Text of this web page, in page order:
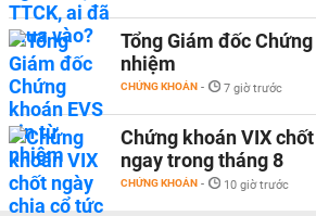
Tổng Giám đốc
nhiệm
CHỨNG KHOÁN - 7 giờ trước
Chứng khoán VIX
ngay trong tháng 8
CHỨNG KHOÁN - 10 giờ trước